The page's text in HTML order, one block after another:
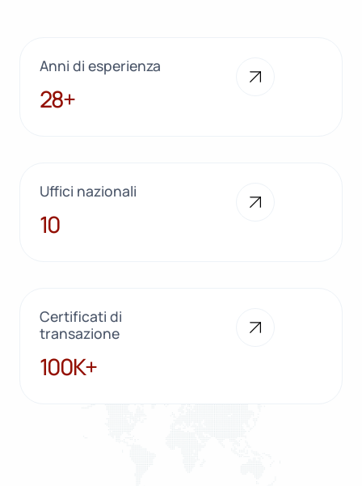
Anni di esperienza
28+
28+
Uffici nazionali
10
10
Certificati di
transazione
100K+
100K+